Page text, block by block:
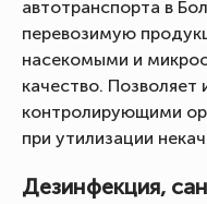
автотранспорта в
перевозимую
насекомыми и
качество.
контролирующими
при утилизации
Дезинфекция,